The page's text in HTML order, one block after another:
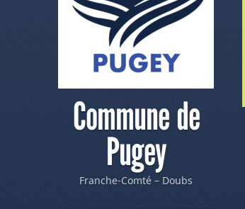
Commune de
Pugey
Franche-Comté – Doubs